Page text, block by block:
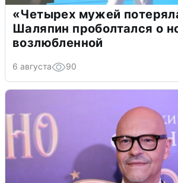
«Четырех мужей
Шаляпин проболтался о
возлюбленной
6 августа 90